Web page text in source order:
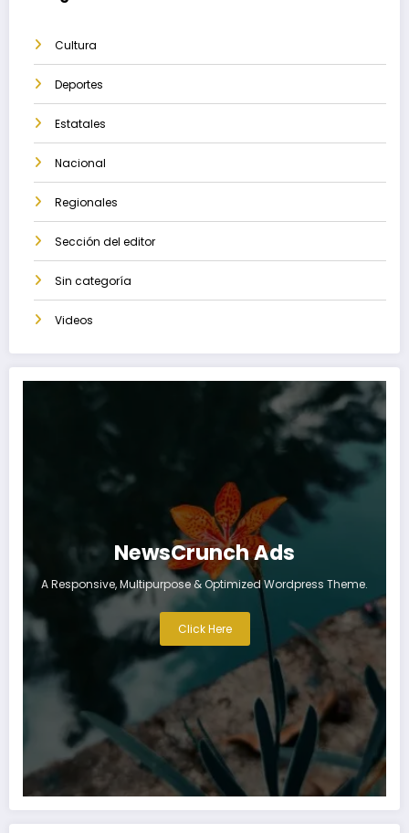
Cultura
Deportes
Estatales
Nacional
Regionales
Sección del editor
Sin categoría
Videos
NewsCrunch Ads
A Responsive, Multipurpose & Optimized Wordpress Theme.
Click Here